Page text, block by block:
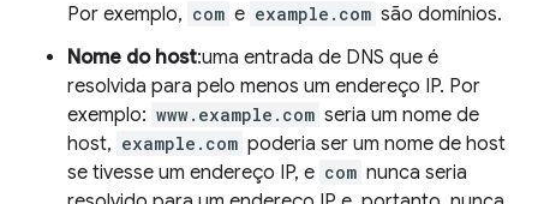
Por exemplo, com e example.com são domínios.
Nome do host:uma entrada de DNS que é
resolvida para pelo menos um endereço IP. Por
exemplo: www.example.com seria um nome de
host, example.com poderia ser um nome de host
se tivesse um endereço IP, e com nunca seria